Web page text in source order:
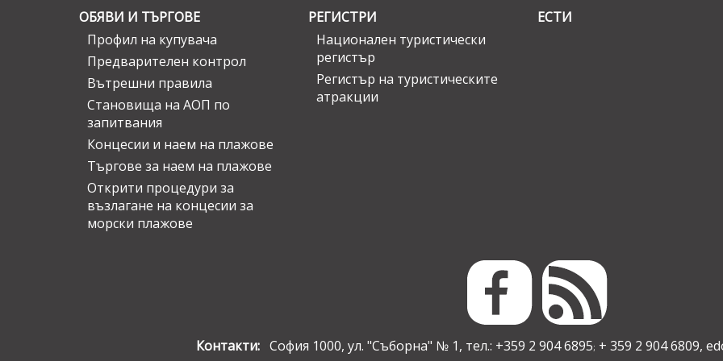
ОБЯВИ И ТЪРГОВЕ
Профил на купувача
Предварителен контрол
Вътрешни правила
Становища на АОП по
запитвания
Концесии и наем на плажове
Търгове за наем на плажове
Открити процедури за
възлагане на концесии за
морски плажове
РЕГИСТРИ
Национален туристически
регистър
Регистър на туристическите
атракции
ЕСТИ
Контакти:София 1000, ул. "Съборна" № 1, тел.: +359 2 904 6895; + 359 2 904 6809,